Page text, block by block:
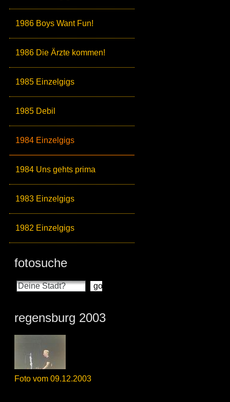
1986 Boys Want Fun!
1986 Die Ärzte kommen!
1985 Einzelgigs
1985 Debil
1984 Einzelgigs
1984 Uns gehts prima
1983 Einzelgigs
1982 Einzelgigs
fotosuche
regensburg 2003
Foto vom 09.12.2003